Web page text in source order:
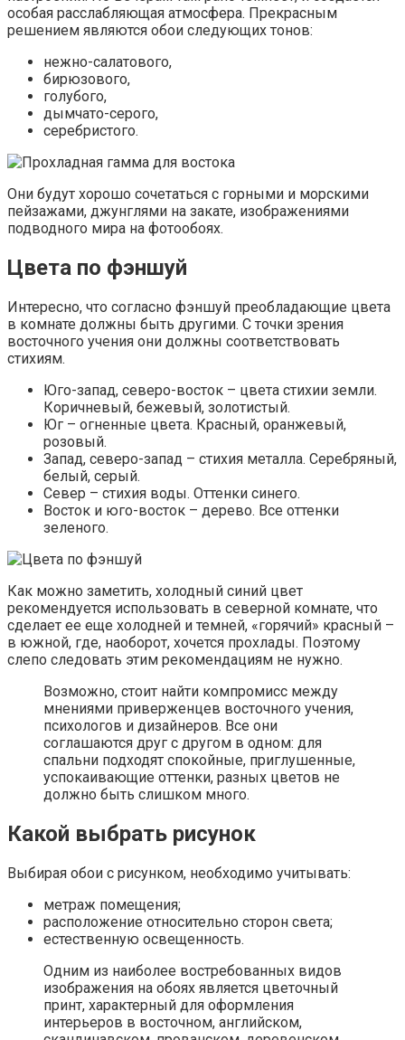
Коричневый, бежевый, золотистый.
Юг – огненные цвета. Красный, оранжевый,
Запад, северо-запад – стихия металла. Серебряный,
белый, серый.
Север – стихия воды. Оттенки синего.
Восток и юго-восток – дерево. Все оттенки
зеленого.
Как можно заметить, холодный синий цвет
рекомендуется использовать в северной комнате, что
сделает ее еще холодней и темней, «горячий» красный –
слепо следовать этим рекомендациям не нужно.
мнениями приверженцев восточного учения,
психологов и дизайнеров. Все они
соглашаются друг с другом в одном: для
спальни подходят спокойные, приглушенные,
должно быть слишком много.
Какой выбрать рисунок
Выбирая обои с рисунком, необходимо учитывать:
метраж помещения;
расположение относительно сторон света;
естественную освещенность.
Одним из наиболее востребованных видов
изображения на обоях является цветочный
принт, характерный для оформления
интерьеров в восточном, английском,
скандинавском, прованском, деревенском
стилях.
В просторной хорошо освещенной спальне
прекрасно смотрится крупный цветочный принт на
светлом фоне. Для маленького помещения лучше
выбрать узор среднего размера, поскольку
излишне мелкие детали рисунка, в изобилии
рассыпанные по стенам, раздражают зрение и
действуют на нервы.
Вам будет интересно
Желтая спальня (85 фото):
желтых и оранжевых тонах, идеи дизайна
Вертикальный геометрический рисунок
увеличивает высоту комнаты, горизонтальный
способствует визуальному расширению
пространства. Так же меняет геометрию
помещения вертикальная и горизонтальная
полоска.